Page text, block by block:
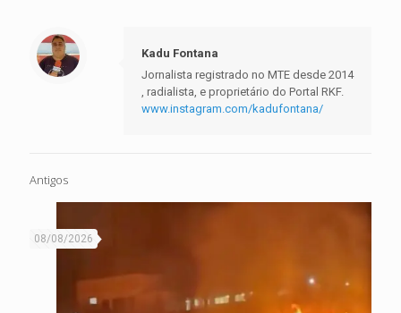
Kadu Fontana
Jornalista registrado no MTE desde 2014
, radialista, e proprietário do Portal RKF.
www.instagram.com/kadufontana/
Antigos
08/08/2026